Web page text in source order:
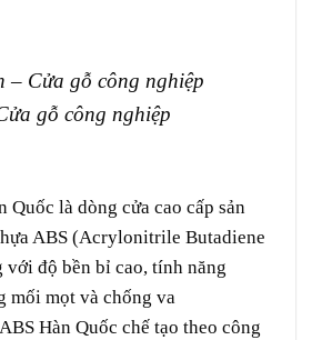
– Cửa gỗ công nghiệp
gỗ công nghiệp
Quốc là dòng cửa cao cấp sản
ABS (Acrylonitrile Butadiene
với độ bền bỉ cao, tính năng
mối mọt và chống va
Hàn Quốc chế tạo theo công